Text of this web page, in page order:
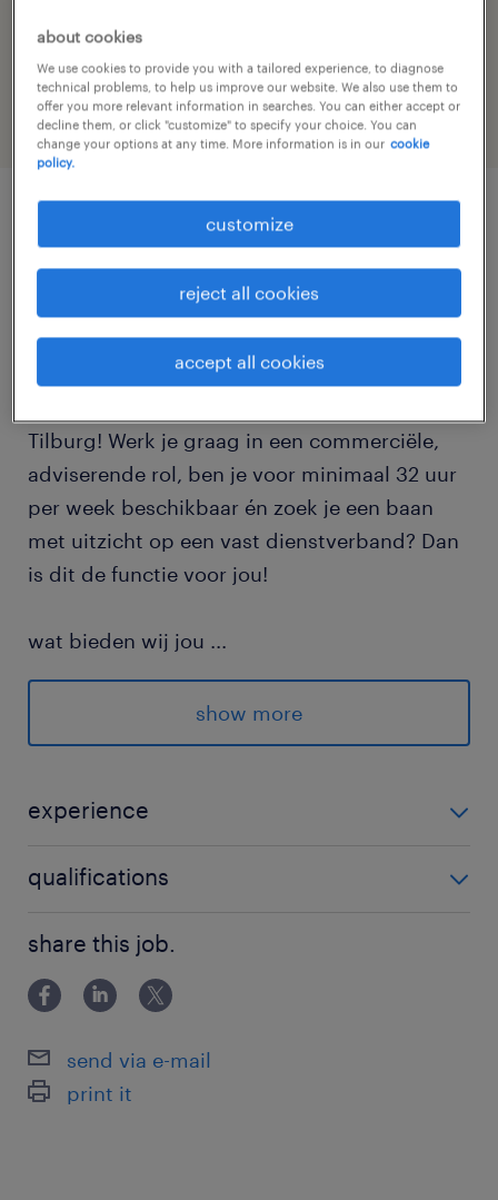
job category
other
job details
Zoek jij een commerciële functie in
combinatie met administratieve
werkzaamheden? Wij zoeken een
Tilburg! Werk je graag in een commerciële,
adviserende rol, ben je voor minimaal 32 uur
per week beschikbaar én zoek je een baan
met uitzicht op een vast dienstverband? Dan
is dit de functie voor jou!
wat bieden wij jou ...
Verdien tussen €2600 en €3900 bruto per
Tijdelijk met uitzicht op een vast contract
Informeel en familiair team
Tilburg
32-40 uur per week
wie ben jij
het belangrijk dat je als commercieel
medewerker binnendienst aan de volgende
show more
experience
qualifications
share this job.
send via e-mail
print it
about cookies
We use cookies to provide you with a tailored experience, to diagnose
technical problems, to help us improve our website. We also use them to
offer you more relevant information in searches. You can either accept or
decline them, or click "customize" to specify your choice. You can
change your options at any time. More information is in our cookie
policy.
customize
reject all cookies
accept all cookies